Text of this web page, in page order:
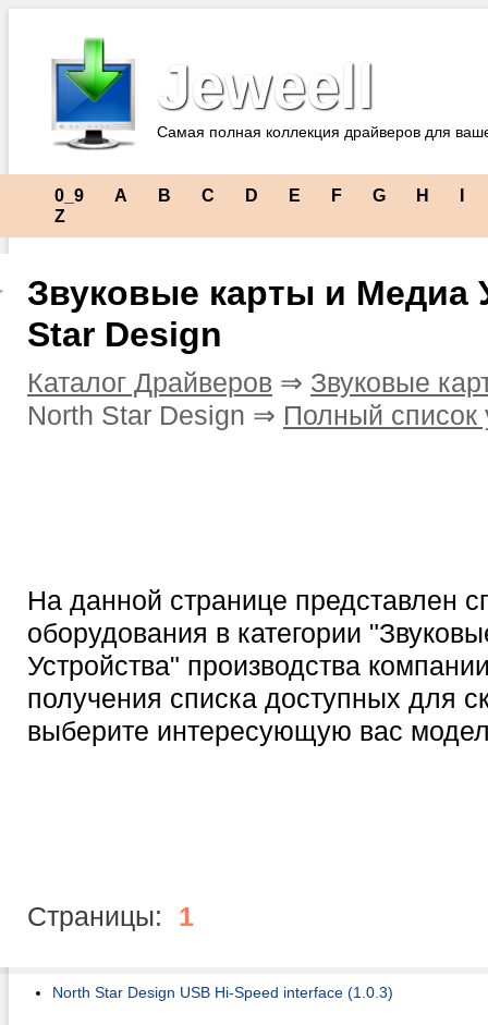
Jeweell
Самая полная коллекция драйверов для
0_9 A B C D E F G H
Z
Звуковые карты и Медиа
Star Design
Каталог Драйверов ⇒ Звуковые
North Star Design ⇒ Полный список
На данной странице представлен
оборудования в категории
Устройства" производства
получения списка доступных для
выберите интересующую вас
Страницы: 1
North Star Design USB Hi-Speed interface (1.0.3)